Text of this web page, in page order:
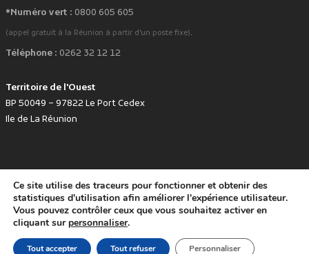
*Numéro vert : 0800 605 605
(appel gratuit à la Réunion à partir d'un poste fixe).
Téléphone : 0262 32 12 12
Territoire de l'Ouest
BP 50049 – 97822 Le Port Cedex
Ile de La Réunion
Développé avec favoritepar le Territoire de l'Ouest © www.tco.re -2026.
Politique de protection des données personnelles
Mentions légales
Accessibilité : non conforme
Ce site utilise des traceurs pour fonctionner et obtenir des
statistiques d'utilisation afin améliorer l'expérience utilisateur.
Vous pouvez contrôler ceux que vous souhaitez activer en
cliquant sur personnaliser.
Tout accepter Tout refuser Personnaliser